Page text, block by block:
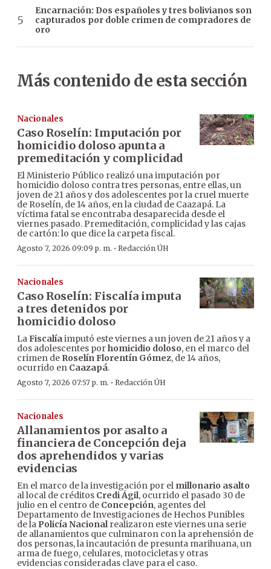
Encarnación: Dos españoles y tres bolivianos son
capturados por doble crimen de compradores de
oro
Más contenido de esta sección
Nacionales
Caso Roselín: Imputación por
homicidio doloso apunta a
premeditación y complicidad
El Ministerio Público realizó una imputación por
homicidio doloso contra tres personas, entre ellas, un
joven de 21 años y dos adolescentes por la cruel muerte
de Roselín, de 14 años, en la ciudad de Caazapá. La
víctima fatal se encontraba desaparecida desde el
viernes pasado. Premeditación, complicidad y las cajas
de cartón: lo que dice la carpeta fiscal.
Agosto 7, 2026 09:09 p. m. · Redacción ÚH
Nacionales
Caso Roselín: Fiscalía imputa
a tres detenidos por
homicidio doloso
LaFiscalíaimputó este viernes a un joven de 21 años y a
dos adolescentes porhomicidio doloso, en el marco del
crimen de Roselín Florentín Gómez, de 14 años,
ocurrido en Caazapá.
Agosto 7, 2026 07:57 p. m. · Redacción ÚH
Nacionales
Allanamientos por asalto a
financiera de Concepción deja
dos aprehendidos y varias
evidencias
En el marco de la investigación por el millonario asalto
al local de créditos Credi Ágil, ocurrido el pasado 30 de
julio en el centro de Concepción, agentes del
Departamento de Investigaciones de Hechos Punibles
de la Policía Nacionalrealizaron este viernes una serie
de allanamientos que culminaron con la aprehensión de
dos personas, la incautación de presunta marihuana, un
arma de fuego, celulares, motocicletas y otras
evidencias consideradas clave para el caso.